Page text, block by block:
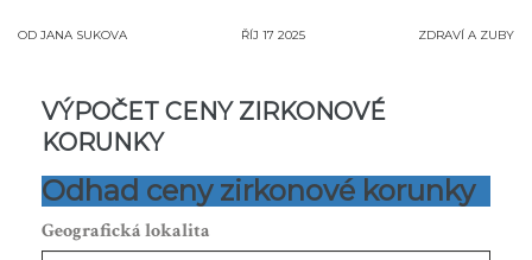
OD JANA SUKOVA ŘÍJ 17 2025 ZDRAVÍ A ZUBY
VÝPOČET CENY ZIRKONOVÉ
KORUNKY
Odhad ceny zirkonové korunky
Geografická lokalita